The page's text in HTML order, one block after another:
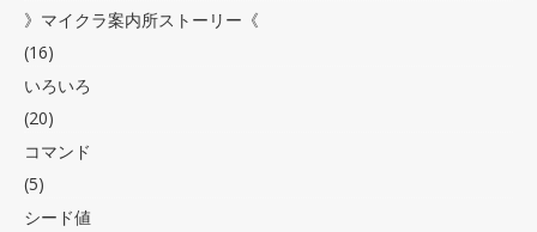
》マイクラ案内所ストーリー《
(16)
いろいろ
(20)
コマンド
(5)
シード値